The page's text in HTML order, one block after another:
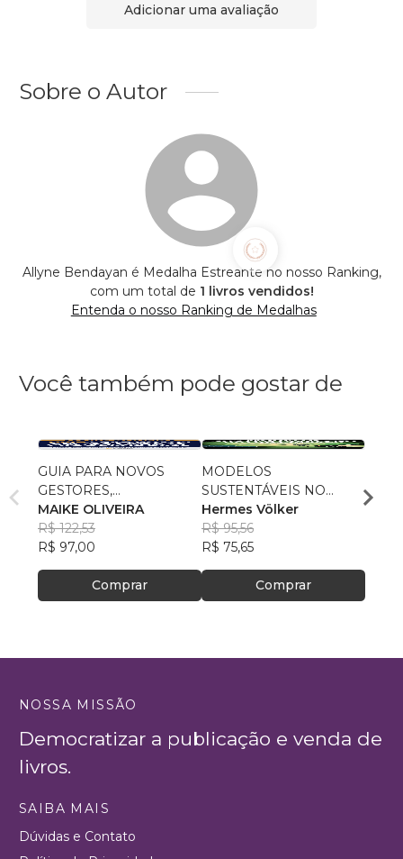
Adicionar uma avaliação
Sobre o Autor
Allyne Bendayan é Medalha Estreante no nosso Ranking,
com um total de 1 livros vendidos!
Entenda o nosso Ranking de Medalhas
Você também pode gostar de
GUIA PARA NOVOS
GESTORES,
SECRETÁRIOS,
CONTROLADORES E
PROCURADORES
MAIKE OLIVEIRA
R$ 122,53
R$ 97,00
Comprar
MODELOS
SUSTENTÁVEIS NO
SETOR PÚBLICO
Hermes Völker
R$ 95,56
R$ 75,65
Comprar
NOSSA MISSÃO
Democratizar a publicação e venda de
livros.
SAIBA MAIS
Dúvidas e Contato